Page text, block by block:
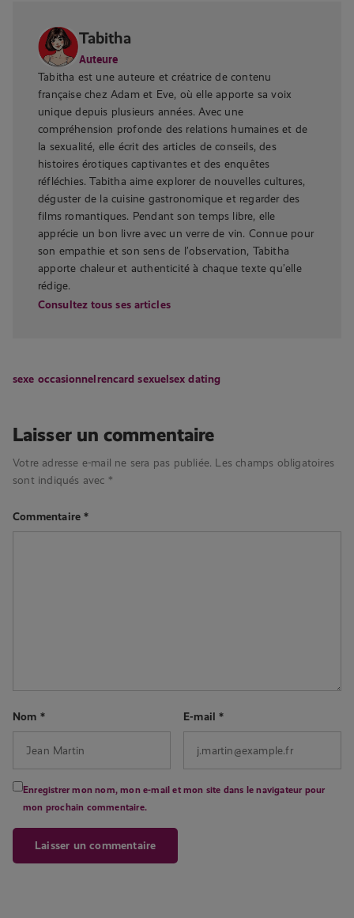
Tabitha
Auteure
Tabitha est une auteure et créatrice de contenu
française chez Adam et Eve, où elle apporte sa voix
unique depuis plusieurs années. Avec une
compréhension profonde des relations humaines et de
la sexualité, elle écrit des articles de conseils, des
histoires érotiques captivantes et des enquêtes
réfléchies. Tabitha aime explorer de nouvelles cultures,
déguster de la cuisine gastronomique et regarder des
films romantiques. Pendant son temps libre, elle
apprécie un bon livre avec un verre de vin. Connue pour
son empathie et son sens de l’observation, Tabitha
apporte chaleur et authenticité à chaque texte qu’elle
rédige.
Consultez tous ses articles
sexe occasionnelrencard sexuelsex dating
Laisser un commentaire
Votre adresse e-mail ne sera pas publiée. Les champs obligatoires
sont indiqués avec *
Commentaire*
Nom * E-mail*
Enregistrer mon nom, mon e-mail et mon site dans le navigateur pour
mon prochain commentaire.